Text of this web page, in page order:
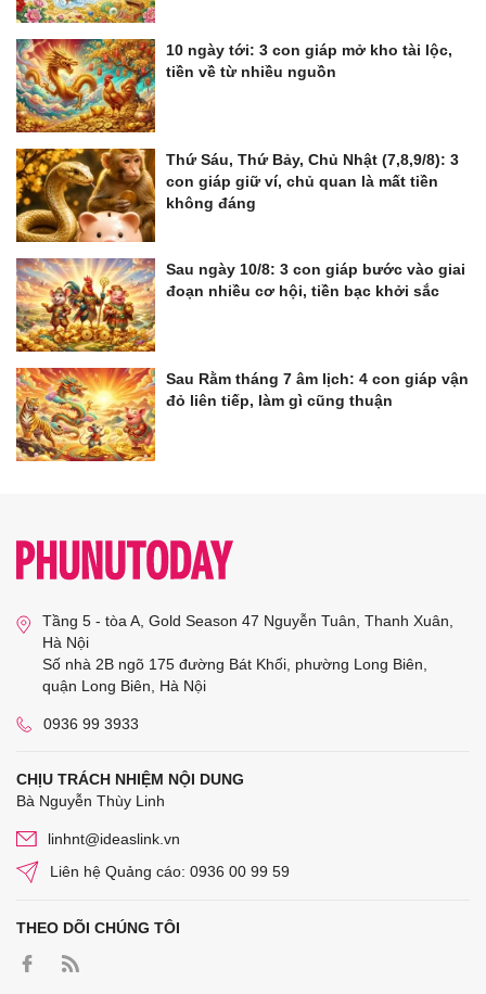
10 ngày tới: 3 con giáp mở kho tài lộc,
tiền về từ nhiều nguồn
Thứ Sáu, Thứ Bảy, Chủ Nhật (7,8,9/8): 3
con giáp giữ ví, chủ quan là mất tiền
không đáng
Sau ngày 10/8: 3 con giáp bước vào giai
đoạn nhiều cơ hội, tiền bạc khởi sắc
Sau Rằm tháng 7 âm lịch: 4 con giáp vận
đỏ liên tiếp, làm gì cũng thuận
Tầng 5 - tòa A, Gold Season 47 Nguyễn Tuân, Thanh Xuân,
Hà Nội
Số nhà 2B ngõ 175 đường Bát Khối, phường Long Biên,
quận Long Biên, Hà Nội
0936 99 3933
CHỊU TRÁCH NHIỆM NỘI DUNG
Bà Nguyễn Thùy Linh
linhnt@ideaslink.vn
Liên hệ Quảng cáo: 0936 00 99 59
THEO DÕI CHÚNG TÔI